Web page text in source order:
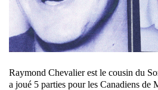
Raymond Chevalier est le cousin du
a joué 5 parties pour les Canadiens de